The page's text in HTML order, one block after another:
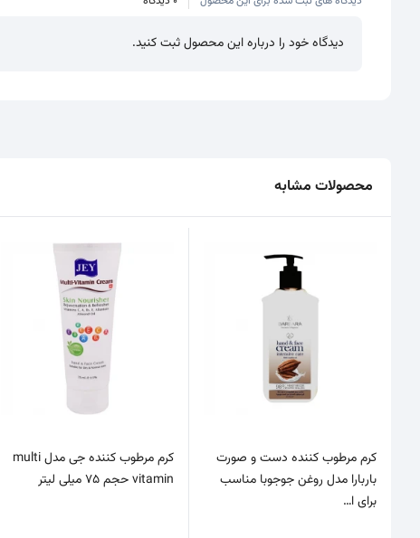
دیدگاه خود را درباره این محصول ثبت کنید.
محصولات مشابه
کرم مرطوب کننده دست و صورت
باربارا مدل روغن جوجوبا مناسب
برای ا…
کرم مرطوب کننده جی مدل multi
vitamin حجم 75 میلی لیتر